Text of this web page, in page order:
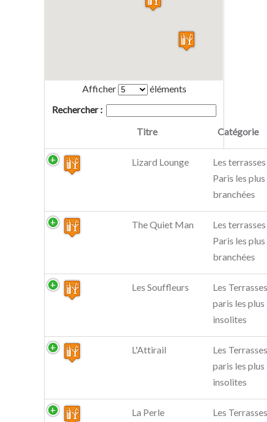
Afficher
éléments
Rechercher :
Titre
Catégorie
Lizard Lounge
Les
Paris les plus
branchées
The Quiet Man
Les
Paris les plus
branchées
Les Souffleurs
Les
paris les plus
insolites
L'Attirail
Les
paris les plus
insolites
La Perle
Les